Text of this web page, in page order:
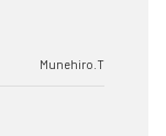
Munehiro.T